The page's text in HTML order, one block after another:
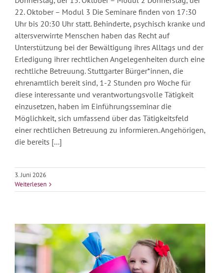
22. Oktober – Modul 3 Die Seminare finden von 17:30
Uhr bis 20:30 Uhr statt. Behinderte, psychisch kranke und
altersverwirrte Menschen haben das Recht auf
Unterstützung bei der Bewältigung ihres Alltags und der
Erledigung ihrer rechtlichen Angelegenheiten durch eine
rechtliche Betreuung. Stuttgarter Bürger*innen, die
ehrenamtlich bereit sind, 1-2 Stunden pro Woche für
diese interessante und verantwortungsvolle Tätigkeit
einzusetzen, haben im Einführungsseminar die
Möglichkeit, sich umfassend über das Tätigkeitsfeld
einer rechtlichen Betreuung zu informieren. Angehörigen,
die bereits [...]
3. Juni 2026
Weiterlesen